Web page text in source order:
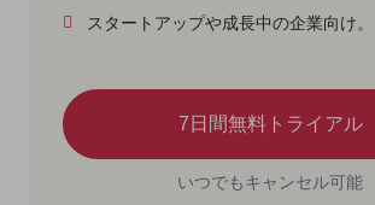
スタートアップや成長中の企業向け。
7日間無料トライアル
いつでもキャンセル可能